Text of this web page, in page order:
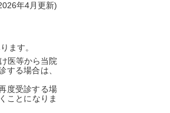
年4月更新)
ます。
医等から当院
する場合は、
度受診する場
ことになりま